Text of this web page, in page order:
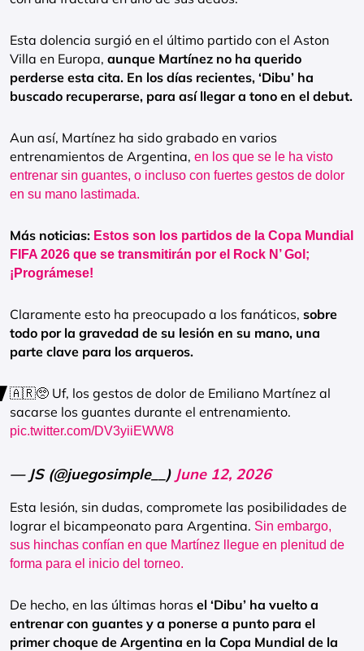
Esta dolencia surgió en el último partido con el Aston
Villa en Europa, aunque Martínez no ha querido
perderse esta cita. En los días recientes, ‘Dibu’ ha
buscado recuperarse, para así llegar a tono en el debut.
Aun así, Martínez ha sido grabado en varios
entrenamientos de Argentina, en los que se le ha visto
entrenar sin guantes, o incluso con fuertes gestos de dolor
en su mano lastimada.
Más noticias: Estos son los partidos de la Copa Mundial
FIFA 2026 que se transmitirán por el Rock N’ Gol;
¡Prográmese!
Claramente esto ha preocupado a los fanáticos, sobre
todo por la gravedad de su lesión en su mano, una
parte clave para los arqueros.
🇦🇷🥺 Uf, los gestos de dolor de Emiliano Martínez al
sacarse los guantes durante el entrenamiento.
pic.twitter.com/DV3yiiEWW8
— JS (@juegosimple__) June 12, 2026
Esta lesión, sin dudas, compromete las posibilidades de
lograr el bicampeonato para Argentina. Sin embargo,
sus hinchas confían en que Martínez llegue en plenitud de
forma para el inicio del torneo.
De hecho, en las últimas horas el ‘Dibu’ ha vuelto a
entrenar con guantes y a ponerse a punto para el
primer choque de Argentina en la Copa Mundial de la